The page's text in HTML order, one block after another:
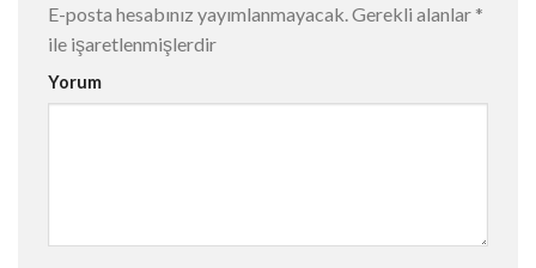
E-posta hesabınız yayımlanmayacak.Gerekli alanlar *
ile işaretlenmişlerdir
Yorum